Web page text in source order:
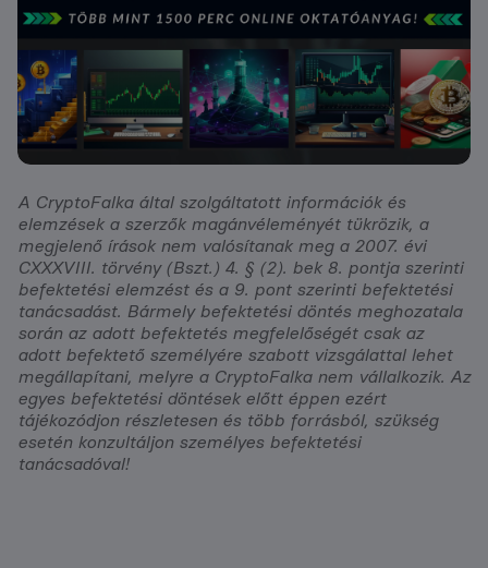
A CryptoFalka által szolgáltatott információk és
elemzések a szerzők magánvéleményét tükrözik, a
megjelenő írások nem valósítanak meg a 2007. évi
CXXXVIII. törvény (Bszt.) 4. § (2). bek 8. pontja szerinti
befektetési elemzést és a 9. pont szerinti befektetési
tanácsadást. Bármely befektetési döntés meghozatala
során az adott befektetés megfelelőségét csak az
adott befektető személyére szabott vizsgálattal lehet
megállapítani, melyre a CryptoFalka nem vállalkozik. Az
egyes befektetési döntések előtt éppen ezért
tájékozódjon részletesen és több forrásból, szükség
esetén konzultáljon személyes befektetési
tanácsadóval!